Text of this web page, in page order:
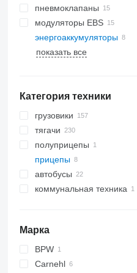
пневмоклапаны
модуляторы EBS
энергоаккумуляторы
показать все
Категория техники
грузовики
тягачи
полуприцепы
прицепы
автобусы
коммунальная техника
Марка
BPW
Carnehl